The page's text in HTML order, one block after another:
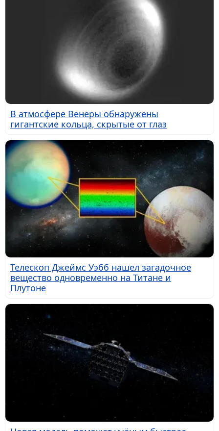
В атмосфере Венеры обнаружены
гигантские кольца, скрытые от глаз
Телескоп Джеймс Уэбб нашел загадочное
вещество одновременно на Титане и
Плутоне